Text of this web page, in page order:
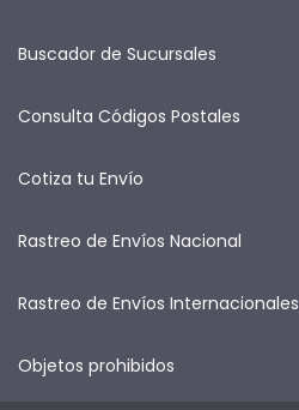
Buscador de Sucursales
Consulta Códigos Postales
Cotiza tu Envío
Rastreo de Envíos Nacional
Rastreo de Envíos Internacionales
Objetos prohibidos